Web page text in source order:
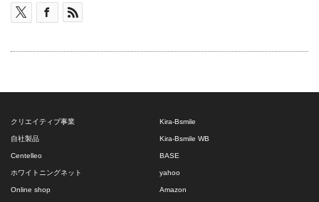
クリエイティブ事業
自社製品
Centelleo
ホワイトニングネット
Online shop
Kira-Bsmile
Kira-Bsmile WB
BASE
yahoo
Amazon